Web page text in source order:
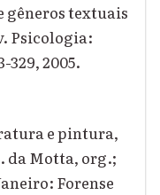
gêneros textuais
Psicologia:
329, 2005.
e pintura,
da Motta, org.;
Forense